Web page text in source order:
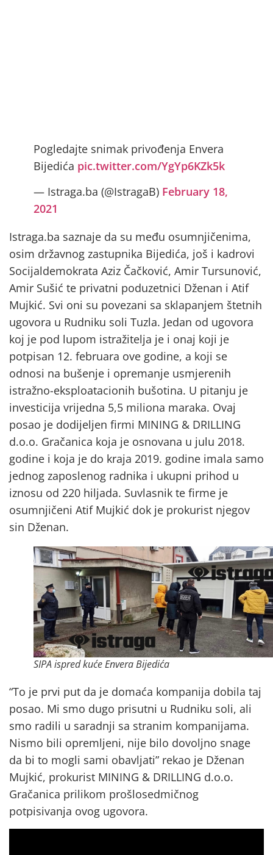
Pogledajte snimak privođenja Envera
Bijedića pic.twitter.com/YgYp6KZk5k
— Istraga.ba (@IstragaB) February 18,
2021
Istraga.ba saznaje da su među osumnjičenima,
osim državnog zastupnika Bijedića, još i kadrovi
Socijaldemokrata Aziz Čačković, Amir Tursunović,
Amir Sušić te privatni poduzetnici Dženan i Atif
Mujkić. Svi oni su povezani sa sklapanjem štetnih
ugovora u Rudniku soli Tuzla. Jedan od ugovora
koj je pod lupom istražitelja je i onaj koji je
potpisan 12. februara ove godine, a koji se
odnosi na bušenje i opremanje usmjerenih
istražno-eksploatacionih bušotina. U pitanju je
investicija vrijedna 5,5 miliona maraka. Ovaj
posao je dodijeljen firmi MINING & DRILLING
d.o.o. Gračanica koja je osnovana u julu 2018.
godine i koja je do kraja 2019. godine imala samo
jednog zaposlenog radnika i ukupni prihod u
iznosu od 220 hiljada. Suvlasnik te firme je
osumnjičeni Atif Mujkić dok je prokurist njegov
sin Dženan.
SIPA ispred kuće Envera Bijedića
“To je prvi put da je domaća kompanija dobila taj
posao. Mi smo dugo prisutni u Rudniku soli, ali
smo radili u saradnji sa stranim kompanijama.
Nismo bili opremljeni, nije bilo dovoljno snage
da bi to mogli sami obavljati” rekao je Dženan
Mujkić, prokurist MINING & DRILLING d.o.o.
Gračanica prilikom prošlosedmičnog
potpisivanja ovog ugovora.